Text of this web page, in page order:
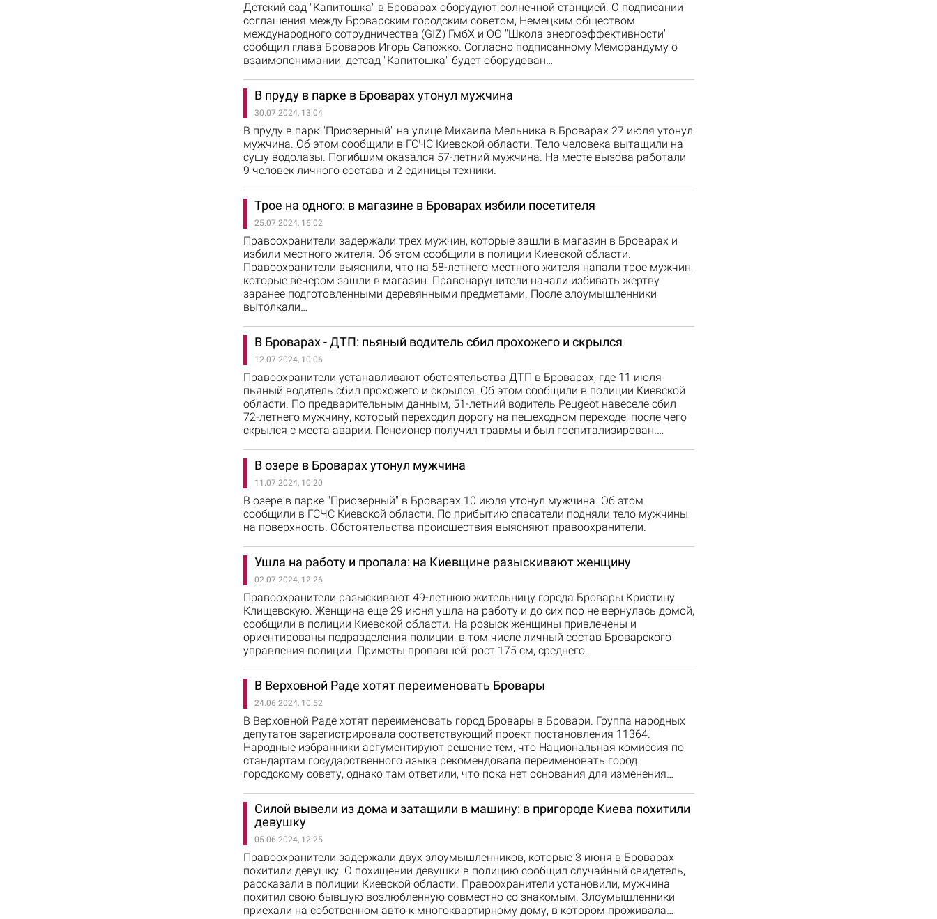
Детский сад "Капитошка" в Броварах оборудуют солнечной станцией. О подписании
соглашения между Броварским городским советом, Немецким обществом
международного сотрудничества (GIZ) ГмбХ и ОО "Школа энергоэффективности"
сообщил глава Броваров Игорь Сапожко. Согласно подписанному Меморандуму о
взаимопонимании, детсад "Капитошка" будет оборудован…
В пруду в парке в Броварах утонул мужчина
30.07.2024, 13:04
В пруду в парк "Приозерный" на улице Михаила Мельника в Броварах 27 июля утонул
мужчина. Об этом сообщили в ГСЧС Киевской области. Тело человека вытащили на
сушу водолазы. Погибшим оказался 57-летний мужчина. На месте вызова работали
9 человек личного состава и 2 единицы техники.
Трое на одного: в магазине в Броварах избили посетителя
25.07.2024, 16:02
Правоохранители задержали трех мужчин, которые зашли в магазин в Броварах и
избили местного жителя. Об этом сообщили в полиции Киевской области.
Правоохранители выяснили, что на 58-летнего местного жителя напали трое мужчин,
которые вечером зашли в магазин. Правонарушители начали избивать жертву
заранее подготовленными деревянными предметами. После злоумышленники
вытолкали…
В Броварах - ДТП: пьяный водитель сбил прохожего и скрылся
12.07.2024, 10:06
Правоохранители устанавливают обстоятельства ДТП в Броварах, где 11 июля
пьяный водитель сбил прохожего и скрылся. Об этом сообщили в полиции Киевской
области. По предварительным данным, 51-летний водитель Peugeot навеселе сбил
72-летнего мужчину, который переходил дорогу на пешеходном переходе, после чего
скрылся с места аварии. Пенсионер получил травмы и был госпитализирован.…
В озере в Броварах утонул мужчина
11.07.2024, 10:20
В озере в парке "Приозерный" в Броварах 10 июля утонул мужчина. Об этом
сообщили в ГСЧС Киевской области. По прибытию спасатели подняли тело мужчины
на поверхность. Обстоятельства происшествия выясняют правоохранители.
Ушла на работу и пропала: на Киевщине разыскивают женщину
02.07.2024, 12:26
Правоохранители разыскивают 49-летнюю жительницу города Бровары Кристину
Клищевскую. Женщина еще 29 июня ушла на работу и до сих пор не вернулась домой,
сообщили в полиции Киевской области. На розыск женщины привлечены и
ориентированы подразделения полиции, в том числе личный состав Броварского
управления полиции. Приметы пропавшей: рост 175 см, среднего…
В Верховной Раде хотят переименовать Бровары
24.06.2024, 10:52
В Верховной Раде хотят переименовать город Бровары в Бровари. Группа народных
депутатов зарегистрировала соответствующий проект постановления 11364.
Народные избранники аргументируют решение тем, что Национальная комиссия по
стандартам государственного языка рекомендовала переименовать город
городскому совету, однако там ответили, что пока нет основания для изменения…
Силой вывели из дома и затащили в машину: в пригороде Киева похитили
девушку
05.06.2024, 12:25
Правоохранители задержали двух злоумышленников, которые 3 июня в Броварах
похитили девушку. О похищении девушки в полицию сообщил случайный свидетель,
рассказали в полиции Киевской области. Правоохранители установили, мужчина
похитил свою бывшую возлюбленную совместно со знакомым. Злоумышленники
приехали на собственном авто к многоквартирному дому, в котором проживала…